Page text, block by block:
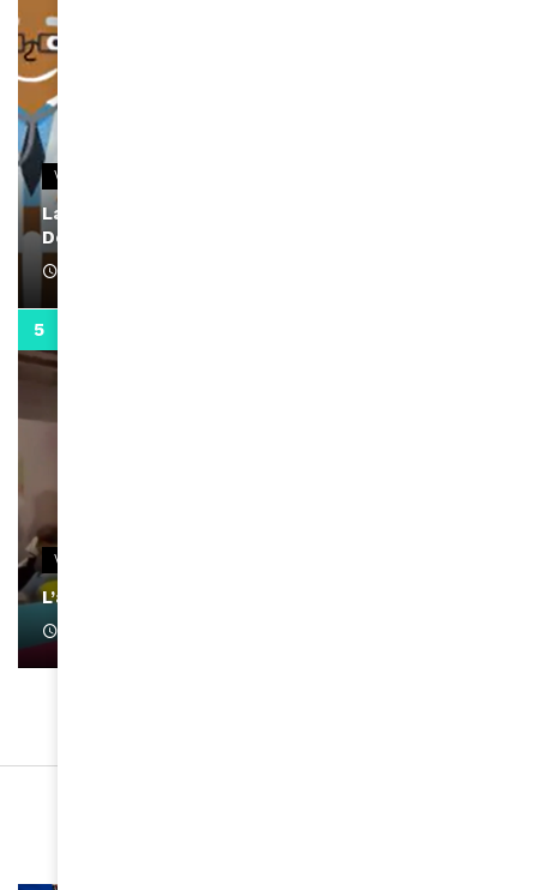
VIDEOS
La rubrique santé speciale coronavirus du
Docteur Makanda
VIDEOS
L’artiste Yoan s’exprime